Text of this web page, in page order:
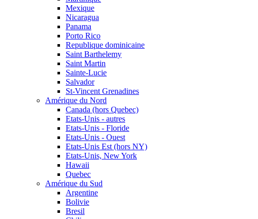
Mexique
Nicaragua
Panama
Porto Rico
Republique dominicaine
Saint Barthelemy
Saint Martin
Sainte-Lucie
Salvador
St-Vincent Grenadines
Amérique du Nord
Canada (hors Quebec)
Etats-Unis - autres
Etats-Unis - Floride
Etats-Unis - Ouest
Etats-Unis Est (hors NY)
Etats-Unis, New York
Hawaii
Quebec
Amérique du Sud
Argentine
Bolivie
Bresil